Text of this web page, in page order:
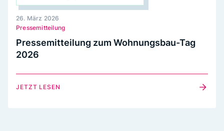
Pressemitteilung
26. März 2026
Pressemitteilung zum Wohnungsbau-Tag
2026
JETZT LESEN